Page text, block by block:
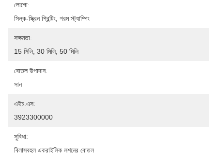
লোগো:
সিল্ক-স্ক্রিন প্রিন্টিং, গরম স্ট্যাম্পিং
সক্ষমতা:
15 মিলি, 30 মিলি, 50 মিলি
বোতল উপাদান:
সান
এইচ.এস:
3923300000
সুবিধা:
বিলাসবহুল এক্রাইলিক লশনের বোতল